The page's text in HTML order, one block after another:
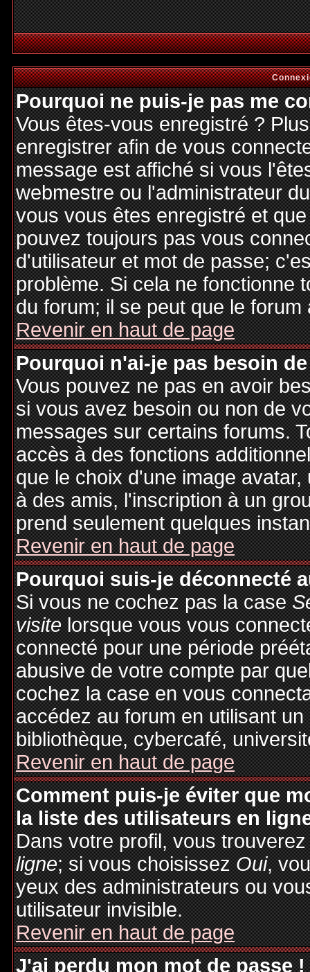
Pourquoi ne puis-je pas me
Vous êtes-vous enregistré ?
enregistrer afin de vous
message est affiché si vous
webmestre ou l'administrateur
vous vous êtes enregistré et
pouvez toujours pas vous
d'utilisateur et mot de passe;
problème. Si cela ne fonctionne
du forum; il se peut que le
Revenir en haut de page
Pourquoi n'ai-je pas besoin
Vous pouvez ne pas en avoir
si vous avez besoin ou non de
messages sur certains forums.
accès à des fonctions
que le choix d'une image
à des amis, l'inscription à un
prend seulement quelques
Revenir en haut de page
Pourquoi suis-je déconnecté
Si vous ne cochez pas la case
visitelorsque vous vous
connecté pour une période
abusive de votre compte par
cochez la case en vous
accédez au forum en utilisant
bibliothèque, cybercafé,
Revenir en haut de page
Comment puis-je éviter que
la liste des utilisateurs en
Dans votre profil, vous
ligne; si vous choisissezOui,
yeux des administrateurs ou
utilisateur invisible.
Revenir en haut de page
J'ai perdu mon mot de passe !